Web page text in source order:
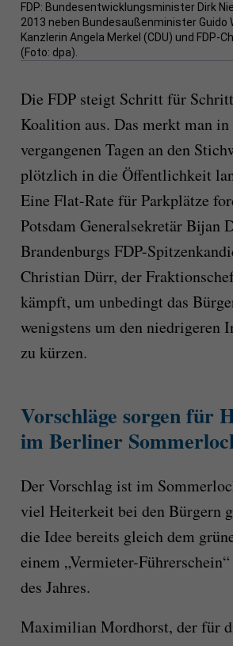
FDP: Bundesentwicklungsminister Dirk
2013 neben Bundesaußenminister Guido
Kanzlerin Angela Merkel (CDU) und FDP-
(Foto: dpa).
Die FDP steigt Schritt für
Koalition aus. Das merkt man in
vergangenen Tagen an den
plötzlich in die Öffentlichkeit
Eine Flat-Rate für Parkplätze
Potsdam Generalsekretär Bijan
Brandenburgs FDP-
Christian Dürr, der
kämpft, um unbedingt das
wenigstens um den niedrigeren
zu kürzen.
Vorschläge sorgen für
im Berliner
Der Vorschlag ist im
viel Heiterkeit bei den Bürgern
die Idee bereits gleich dem
einem „Vermieter-
des Jahres.
Maximilian Mordhorst, der für